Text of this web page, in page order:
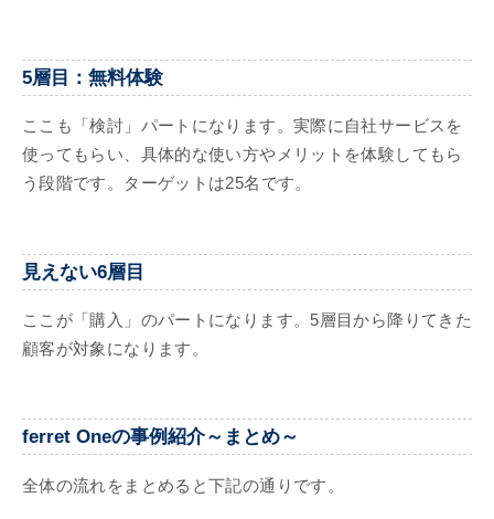
5層目：無料体験
ここも「検討」パートになります。実際に自社サービスを
使ってもらい、具体的な使い方やメリットを体験してもら
う段階です。ターゲットは25名です。
見えない6層目
ここが「購入」のパートになります。5層目から降りてきた
顧客が対象になります。
ferret Oneの事例紹介～まとめ～
全体の流れをまとめると下記の通りです。